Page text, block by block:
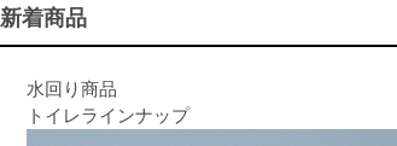
新着商品
水回り商品
トイレラインナップ